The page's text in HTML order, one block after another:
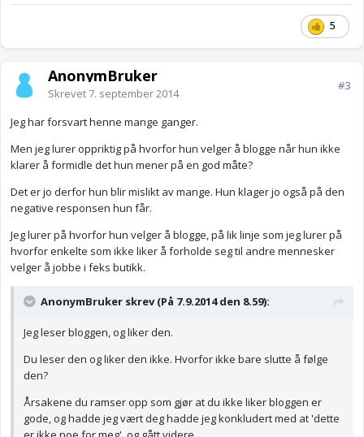
5
AnonymBruker
Skrevet7. september 2014
#3
Jeg har forsvart henne mange ganger.
Men jeg lurer oppriktig på hvorfor hun velger å blogge når hun ikke
klarer å formidle det hun mener på en god måte?
Det er jo derfor hun blir mislikt av mange. Hun klager jo også på den
negative responsen hun får.
Jeg lurer på hvorfor hun velger å blogge, på lik linje som jeg lurer på
hvorfor enkelte som ikke liker å forholde seg til andre mennesker
velger å jobbe i feks butikk.
AnonymBruker skrev (På 7.9.2014 den 8.59):
Jeg leser bloggen, og liker den.
Du leser den og liker den ikke. Hvorfor ikke bare slutte å følge
den?
Årsakene du ramser opp som gjør at du ikke liker bloggen er
gode, og hadde jeg vært deg hadde jeg konkludert med at 'dette